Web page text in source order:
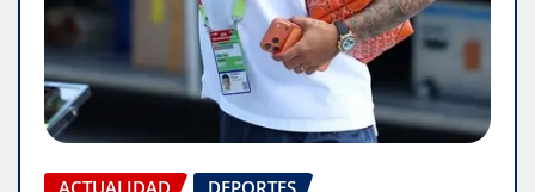
ACTUALIDAD
DEPORTES